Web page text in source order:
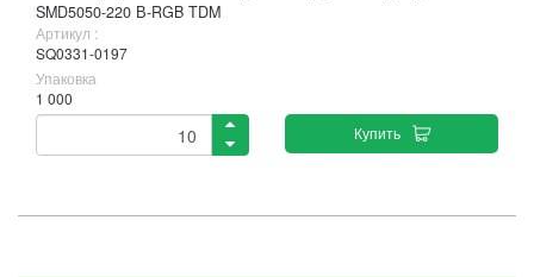
SMD5050-220 В-RGB TDM
Артикул :
SQ0331-0197
Упаковка
1 000
Купить